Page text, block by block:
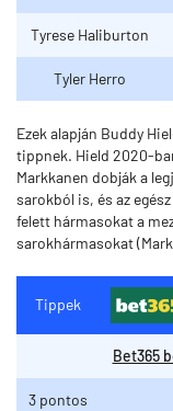
Tyrese Haliburton
Tyler Herro
Ezek alapján Buddy
tippnek. Hield 2020-
Markkanen dobják a
sarokból is, és az
felett hármasokat a
sarokhármasokat
Tippek
Bet365
3 pontos